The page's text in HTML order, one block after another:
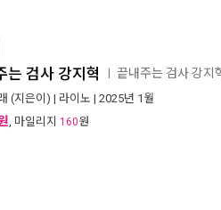
는 검사 강지혁 끝내주는 검사 강지
(지은이) | 라이노 | 2025년 1월
, 마일리지 160원